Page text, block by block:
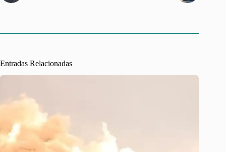
Entradas Relacionadas